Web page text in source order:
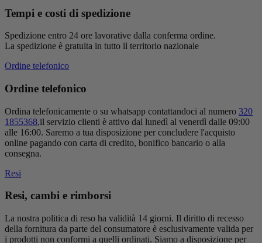
Tempi e costi di spedizione
Spedizione entro 24 ore lavorative dalla conferma ordine.
La spedizione è gratuita in tutto il territorio nazionale
Ordine telefonico
Ordine telefonico
Ordina telefonicamente o su whatsapp contattandoci al numero 320
1855368,il servizio clienti è attivo dal lunedì al venerdì dalle 09:00
alle 16:00. Saremo a tua disposizione per concludere l'acquisto
online pagando con carta di credito, bonifico bancario o alla
consegna.
Resi
Resi, cambi e rimborsi
La nostra politica di reso ha validità 14 giorni. Il diritto di recesso
della fornitura da parte del consumatore è esclusivamente valida per
i prodotti non conformi a quelli ordinati. Siamo a disposizione per